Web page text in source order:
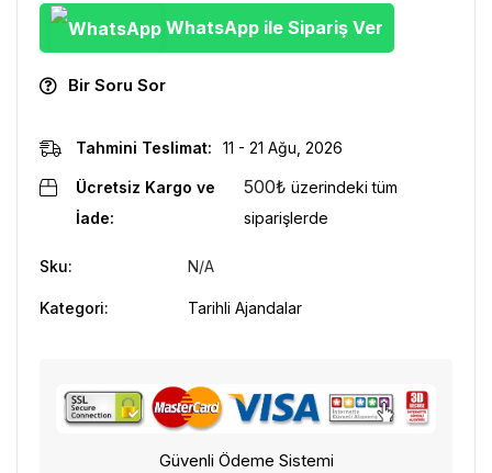
WhatsApp ile Sipariş Ver
Bir Soru Sor
Tahmini Teslimat: 11 - 21 Ağu, 2026
Ücretsiz Kargo ve
İade:
500₺ üzerindeki tüm
siparişlerde
Sku: N/A
Kategori: Tarihli Ajandalar
Güvenli Ödeme Sistemi